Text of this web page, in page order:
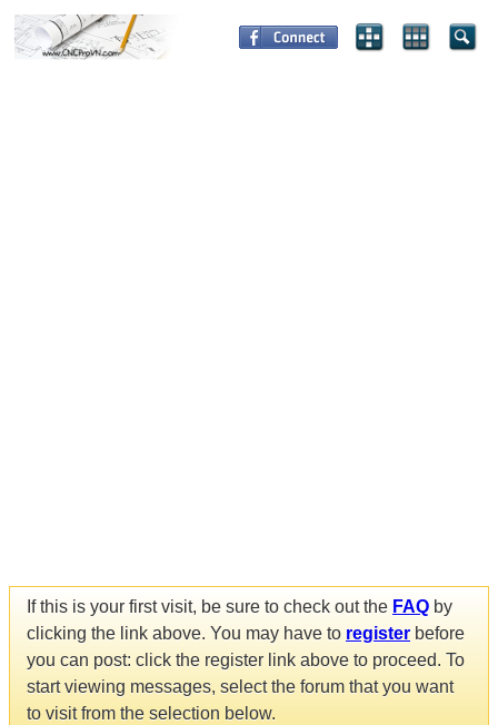
If this is your first visit, be sure to check out the FAQ by
clicking the link above. You may have to register before
you can post: click the register link above to proceed. To
start viewing messages, select the forum that you want
to visit from the selection below.